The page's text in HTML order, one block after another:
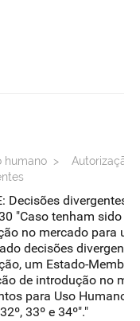
humano >
Autorização
Decisões divergentes
"Caso tenham sido
no mercado para
decisões
um Estado-
de introdução no
para Uso
33º e 34º"."